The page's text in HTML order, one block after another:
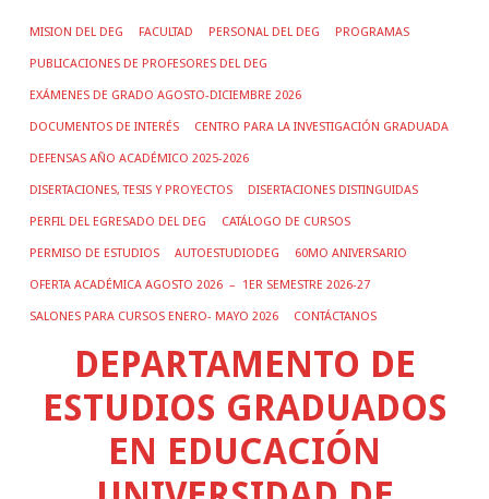
MISION DEL DEG FACULTAD PERSONAL DEL DEG PROGRAMAS
PUBLICACIONES DE PROFESORES DEL DEG
EXÁMENES DE GRADO AGOSTO-DICIEMBRE 2026
DOCUMENTOS DE INTERÉS CENTRO PARA LA INVESTIGACIÓN GRADUADA
DEFENSAS AÑO ACADÉMICO 2025-2026
DISERTACIONES, TESIS Y PROYECTOS DISERTACIONES DISTINGUIDAS
PERFIL DEL EGRESADO DEL DEG CATÁLOGO DE CURSOS
PERMISO DE ESTUDIOS AUTOESTUDIODEG 60MO ANIVERSARIO
OFERTA ACADÉMICA AGOSTO 2026 – 1ER SEMESTRE 2026-27
SALONES PARA CURSOS ENERO- MAYO 2026 CONTÁCTANOS
DEPARTAMENTO DE
ESTUDIOS GRADUADOS
EN EDUCACIÓN